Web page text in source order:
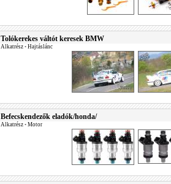
Tolókerekes váltót keresek BMW
Alkatrész • Hajtáslánc
Befecskendezők eladók/honda/
Alkatrész • Motor